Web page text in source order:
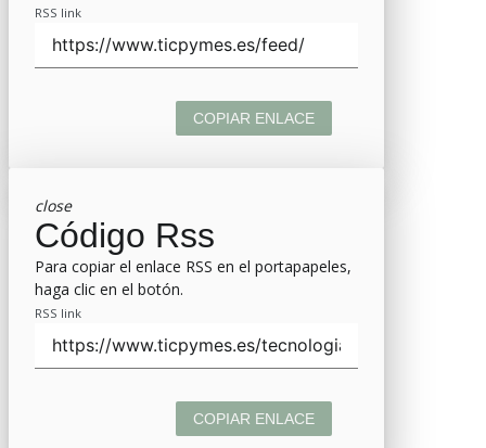
RSS link
COPIAR ENLACE
close
Código Rss
Para copiar el enlace RSS en el portapapeles,
haga clic en el botón.
RSS link
COPIAR ENLACE